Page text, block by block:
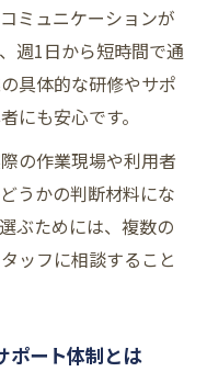
ミュニケーションが
週1日から短時間で通
具体的な研修やサポ
にも安心です。
の作業現場や利用者
うかの判断材料にな
ぶためには、複数の
ッフに相談すること
ポート体制とは